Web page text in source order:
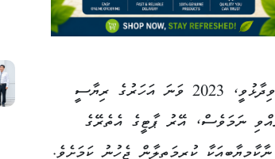
ސަންގުޓީވީގެ ޕްރޮގްރާމެއްގައި ވާހަކަ ދައްކަވަމުން މޫކޭ އިތުރަށް ވިދާޅުވީ، 2023 ވަނަ އަހަރުގެ ރިޔާސީ
ނަމަވެސް، އޭރު ޕާޓީގެ އެތެރޭގެ